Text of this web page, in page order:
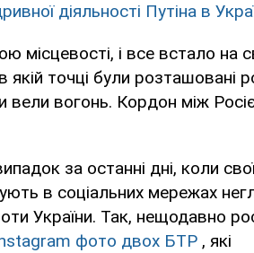
діяльності Путіна в
місцевості, і все встало на
точці були розташовані
вели вогонь. Кордон між
за останні дні, коли
в соціальних мережах
України. Так, нещодавно
фото двох БТР , які